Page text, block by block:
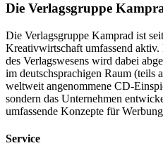
Die Verlagsgruppe
Die Verlagsgruppe Kamprad ist
Kreativwirtschaft umfassend
des Verlagswesens wird dabei
im deutschsprachigen Raum (teils
weltweit angenommene CD-
sondern das Unternehmen
umfassende Konzepte für
Service